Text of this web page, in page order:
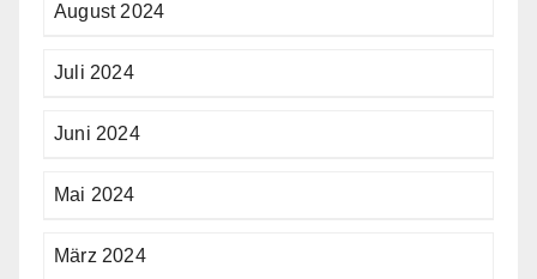
August 2024
Juli 2024
Juni 2024
Mai 2024
März 2024